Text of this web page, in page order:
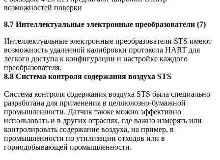
возможностей поверки
8.7 Интеллектуальные электронные преобразователи (7)
Интеллектуальные электронные преобразователи STS имеют
возможность удаленной калибровки протокола HART для
легкого доступа к конфигурации и настройке каждого
преобразователя.
8.8 Система контроля содержания воздуха STS
Система контроля содержания воздуха STS была специально
разработана для применения в целлюлозно-бумажной
промышленности. Датчик также можно эффективно
использовать и в других отраслях, где важно измерять или
контролировать содержание воздуха, на пример, в
промышленности по утилизации отходов или в
горнодобывающей промышленности.